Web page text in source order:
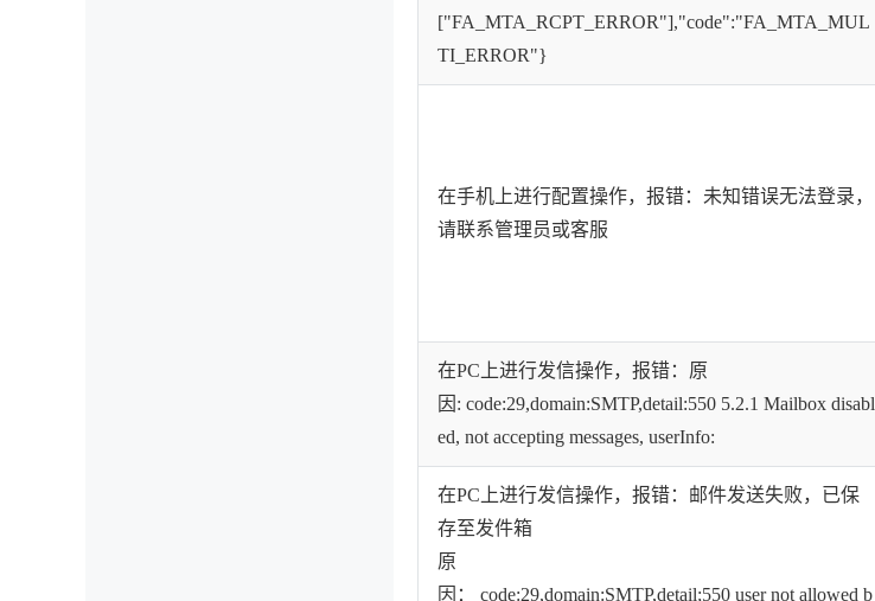
["FA_MTA_RCPT_ERROR"],"code":"FA_MTA_MUL
TI_ERROR"}
在手机上进行配置操作，报错：未知错误无法登录，
请联系管理员或客服
在PC上进行发信操作，报错：原
因: code:29,domain:SMTP,detail:550 5.2.1 Mailbox disabl
ed, not accepting messages, userInfo:
在PC上进行发信操作，报错：邮件发送失败，已保
存至发件箱
原
因： code:29,domain:SMTP,detail;550 user not allowed b